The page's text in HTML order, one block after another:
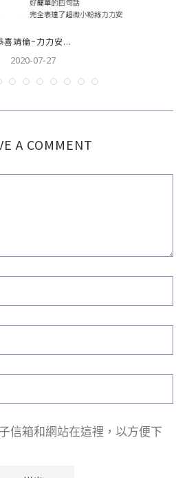
喜靖倫~力力安...
2020-07-27
A COMMENT
信箱和網站在這裡，以方便下